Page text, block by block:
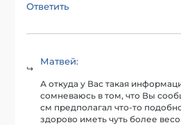
Ответить
Матвей:
А откуда у Вас такая
сомневаюсь в том, что Вы
см предполагал что-то
здорово иметь чуть более